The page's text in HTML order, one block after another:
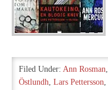
Filed Under: Ann Rosman,
Östlundh, Lars Pettersson,